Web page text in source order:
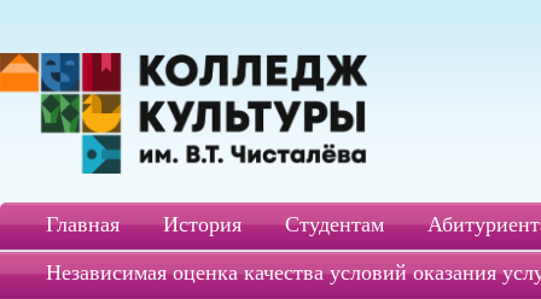
Главная История Студентам
Независимая оценка качества условий оказания